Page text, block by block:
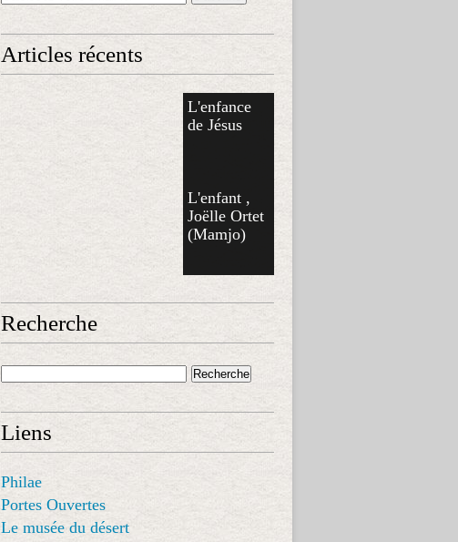
Articles récents
L'enfance
de Jésus
L'enfant ,
Joëlle Ortet
(Mamjo)
Recherche
Liens
Philae
Portes Ouvertes
Le musée du désert